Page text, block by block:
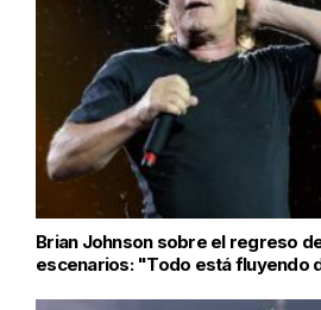
Brian Johnson sobre el regreso
escenarios: "Todo está fluyendo